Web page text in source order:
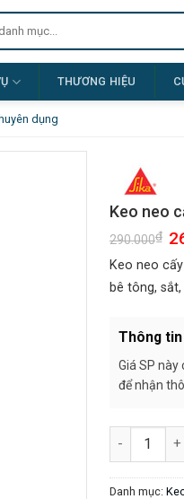
THƯƠNG HIỆU
dụng
Keo neo
290.000₫
là:
Keo neo
bê tông,
Thông tin
Giá SP này
để nhận
Số lượng
Danh mục: